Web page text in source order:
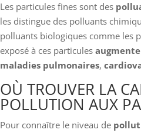
Les particules fines sont des
les distingue des polluants
polluants biologiques comme les
exposé à ces particules augmente
maladies pulmonaires,
OÙ TROUVER LA
POLLUTION AUX
Pour connaître le niveau de